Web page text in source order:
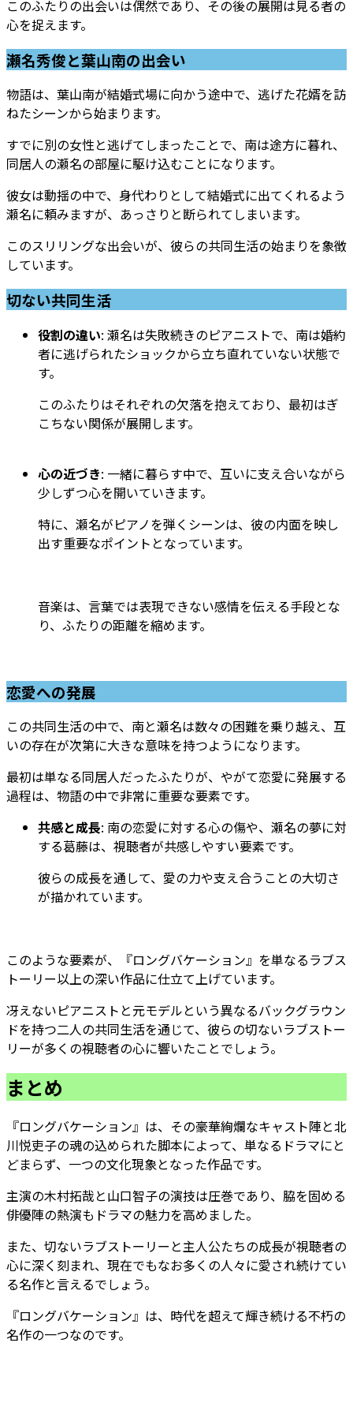
このふたりの出会いは偶然であり、その後の展開は見る者の
心を捉えます。
瀬名秀俊と葉山南の出会い
物語は、葉山南が結婚式場に向かう途中で、逃げた花婿を訪
ねたシーンから始まります。
すでに別の女性と逃げてしまったことで、南は途方に暮れ、
同居人の瀬名の部屋に駆け込むことになります。
彼女は動揺の中で、身代わりとして結婚式に出てくれるよう
瀬名に頼みますが、あっさりと断られてしまいます。
このスリリングな出会いが、彼らの共同生活の始まりを象徴
しています。
切ない共同生活
役割の違い: 瀬名は失敗続きのピアニストで、南は婚約
者に逃げられたショックから立ち直れていない状態で
す。
このふたりはそれぞれの欠落を抱えており、最初はぎ
こちない関係が展開します。
心の近づき: 一緒に暮らす中で、互いに支え合いながら
少しずつ心を開いていきます。
特に、瀬名がピアノを弾くシーンは、彼の内面を映し
出す重要なポイントとなっています。
音楽は、言葉では表現できない感情を伝える手段とな
り、ふたりの距離を縮めます。
恋愛への発展
この共同生活の中で、南と瀬名は数々の困難を乗り越え、互
いの存在が次第に大きな意味を持つようになります。
最初は単なる同居人だったふたりが、やがて恋愛に発展する
過程は、物語の中で非常に重要な要素です。
共感と成長: 南の恋愛に対する心の傷や、瀬名の夢に対
する葛藤は、視聴者が共感しやすい要素です。
彼らの成長を通して、愛の力や支え合うことの大切さ
が描かれています。
このような要素が、『ロングバケーション』を単なるラブス
トーリー以上の深い作品に仕立て上げています。
冴えないピアニストと元モデルという異なるバックグラウン
ドを持つ二人の共同生活を通じて、彼らの切ないラブストー
リーが多くの視聴者の心に響いたことでしょう。
まとめ
『ロングバケーション』は、その豪華絢爛なキャスト陣と北
川悦吏子の魂の込められた脚本によって、単なるドラマにと
どまらず、一つの文化現象となった作品です。
主演の木村拓哉と山口智子の演技は圧巻であり、脇を固める
俳優陣の熱演もドラマの魅力を高めました。
また、切ないラブストーリーと主人公たちの成長が視聴者の
心に深く刻まれ、現在でもなお多くの人々に愛され続けてい
る名作と言えるでしょう。
『ロングバケーション』は、時代を超えて輝き続ける不朽の
名作の一つなのです。